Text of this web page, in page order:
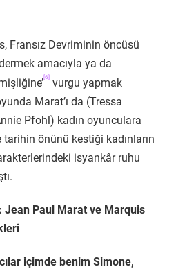
Fransız Devriminin öncüsü
amacıyla ya da
[6]
vurgu yapmak
Marat’ı da (Tressa
Pfohl) kadın oyunculara
önünü kestiği kadınların
isyankâr ruhu
Jean Paul Marat ve Marquis
içimde benim Simone,